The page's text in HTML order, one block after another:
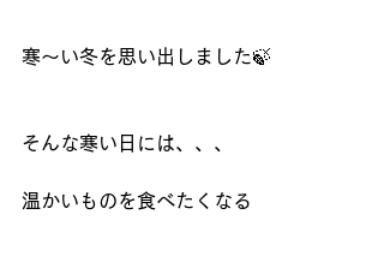
寒～い冬を思い出しました🍃
そんな寒い日には、、、
温かいものを食べたくなる